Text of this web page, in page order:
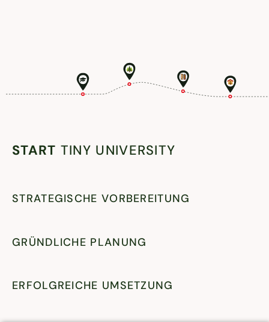
START TINY UNIVERSITY
STRATEGISCHE VORBEREITUNG
GRÜNDLICHE PLANUNG
ERFOLGREICHE UMSETZUNG